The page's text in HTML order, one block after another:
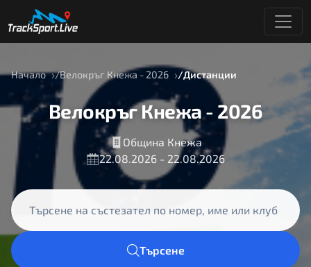
Начало Велокръг Кнежа - 2026 Дистанции
Велокръг Кнежа - 2026
Община Кнежа
22.08.2026 - 22.08.2026
Търсене